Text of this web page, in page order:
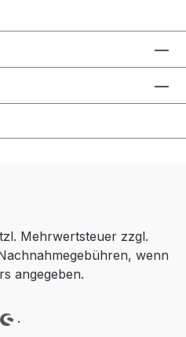
Mehrwertsteuer zzgl.
wenn
angegeben.
.